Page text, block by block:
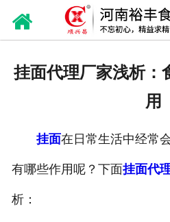
挂面代理厂家浅析：
用
挂面在日常生活中经常
有哪些作用呢？下面挂面代
析：